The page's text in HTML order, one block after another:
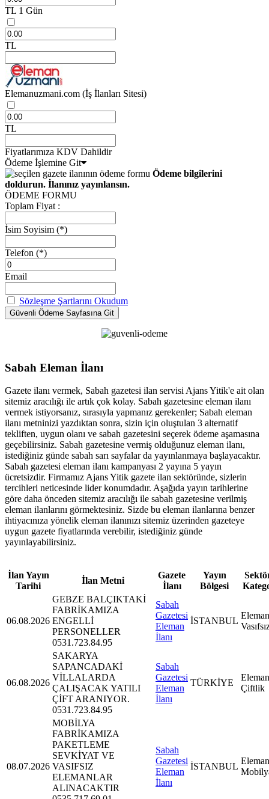
TL 1 Gün
TL
Elemanuzmani.com (İş İlanları Sitesi)
TL
Fiyatlarımıza KDV Dahildir
Ödeme İşlemine Git
Ödeme bilgilerini
doldurun. İlanınız yayınlansın.
ÖDEME FORMU
Toplam Fiyat :
İsim Soyisim (*)
Telefon (*)
Email
Sözleşme Şartlarını Okudum
Sabah Eleman İlanı
Gazete ilanı vermek, Sabah gazetesi ilan servisi Ajans Yitik'e ait olan
sitemiz aracılığı ile artık çok kolay. Sabah gazetesine eleman ilanı
vermek istiyorsanız, sırasıyla yapmanız gerekenler; Sabah eleman
ilanı metninizi yazdıktan sonra, sizin için oluştulan 3 alternatif
tekliften, uygun olanı ve sabah gazetesini seçerek ödeme aşamasına
geçebilirsiniz. Sabah gazetesine vermiş olduğunuz eleman ilanı,
istediğiniz günde sabah sarı sayfalar da yayınlanmaya başlayacaktır.
Sabah gazetesi eleman ilanı kampanyası 2 yayına 5 yayın
ücretsizdir. Firmamız Ajans Yitik gazete ilan sektöründe, sizlerin
tercihleri neticesinde lider konumdadır. Aşağıda yayın tarihlerine
göre daha önceden sitemiz aracılığı ile sabah gazetesine verilmiş
eleman ilanlarını görmektesiniz. Sizde bu eleman ilanlarına benzer
ihtiyacınıza yönelik eleman ilanınızı sitemiz üzerinden gazeteye
uygun gazete fiyatlarında verebilir, istediğiniz günde
yayınlayabilirsiniz.
İlan Yayın
Tarihi
İlan Metni
Gazete
İlanı
Yayın
Bölgesi
06.08.2026
GEBZE BALÇIKTAKİ
FABRİKAMIZA
ENGELLİ
PERSONELLER
0531.723.84.95
Sabah
Gazetesi
Eleman
İlanı
İSTANBUL
06.08.2026
SAKARYA
SAPANCADAKİ
VİLLALARDA
ÇALIŞACAK YATILI
ÇİFT ARANIYOR.
0531.723.84.95
Sabah
Gazetesi
Eleman
İlanı
TÜRKİYE
Çiftlik
08.07.2026
MOBİLYA
FABRİKAMIZA
PAKETLEME
SEVKİYAT VE
VASIFSIZ
ELEMANLAR
ALINACAKTIR
Sabah
Gazetesi
Eleman
İlanı
İSTANBUL